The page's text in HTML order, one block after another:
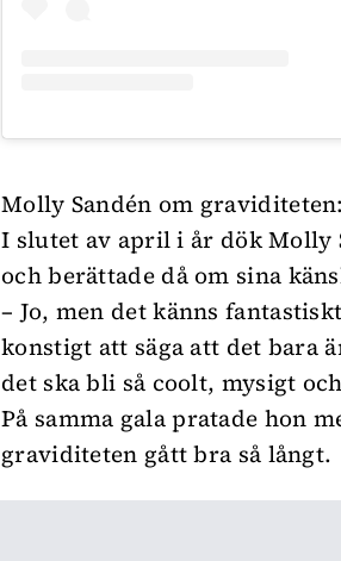
Molly Sandén om
I slutet av april i år dök Molly
och berättade då om sina
– Jo, men det känns
konstigt att säga att det bara
det ska bli så coolt, mysigt
På samma gala pratade hon
graviditeten gått bra så långt.